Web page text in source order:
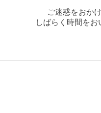
ご迷惑をおか
しばらく時間を